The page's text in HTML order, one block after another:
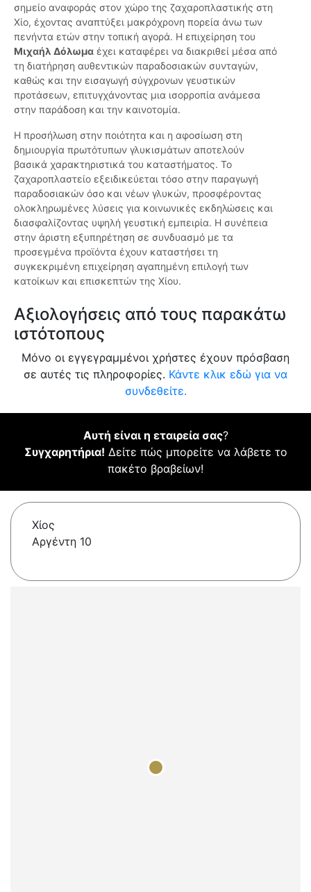
σημείο αναφοράς στον χώρο της ζαχαροπλαστικής στη
Χίο, έχοντας αναπτύξει μακρόχρονη πορεία άνω των
πενήντα ετών στην τοπική αγορά. Η επιχείρηση του
Μιχαήλ Δόλωμα έχει καταφέρει να διακριθεί μέσα από
τη διατήρηση αυθεντικών παραδοσιακών συνταγών,
καθώς και την εισαγωγή σύγχρονων γευστικών
προτάσεων, επιτυγχάνοντας μια ισορροπία ανάμεσα
στην παράδοση και την καινοτομία.
Η προσήλωση στην ποιότητα και η αφοσίωση στη
δημιουργία πρωτότυπων γλυκισμάτων αποτελούν
βασικά χαρακτηριστικά του καταστήματος. Το
ζαχαροπλαστείο εξειδικεύεται τόσο στην παραγωγή
παραδοσιακών όσο και νέων γλυκών, προσφέροντας
ολοκληρωμένες λύσεις για κοινωνικές εκδηλώσεις και
διασφαλίζοντας υψηλή γευστική εμπειρία. Η συνέπεια
στην άριστη εξυπηρέτηση σε συνδυασμό με τα
προσεγμένα προϊόντα έχουν καταστήσει τη
συγκεκριμένη επιχείρηση αγαπημένη επιλογή των
κατοίκων και επισκεπτών της Χίου.
Αξιολογήσεις από τους παρακάτω
ιστότοπους
Μόνο οι εγγεγραμμένοι χρήστες έχουν πρόσβαση
σε αυτές τις πληροφορίες. Κάντε κλικ εδώ για να
συνδεθείτε.
Αυτή είναι η εταιρεία σας?
Συγχαρητήρια! Δείτε πώς μπορείτε να λάβετε το
πακέτο βραβείων!
Χίος
Αργέντη 10